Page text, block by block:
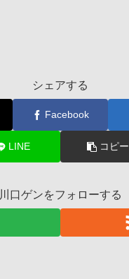
シェアする
Facebook
LINE コピー
川口ゲンをフォローする